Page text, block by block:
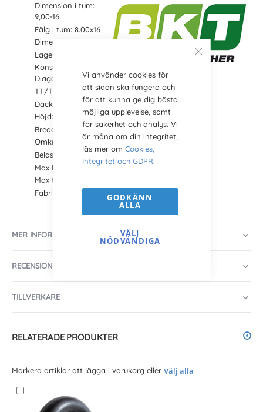
Vi använder cookies för
att sidan ska fungera och
för att kunna ge dig bästa
möjliga upplevelse, samt
för säkerhet och analys. Vi
är måna om din integritet,
läs mer om Cookies,
Integritet och GDPR.
GODKÄNN
ALLA
VÄLJ
NÖDVÄNDIGA
Dimension i tum:
9,00-16
Fälg i tum: 8.00x16
Dimension: 16 tum
Lager: 10 PR
Konstruktion:
Diagonal
TT/TL: TT (för slang)
Däckmönster:TF 9090(Tre Rib/3-Rib)
Höjd: 855 mm
Bredd: 257 mm
Omkrets: 2548 mm
Belastning: 1250 kg
Max hastighet: 30 km/h
Max tryck: 3.9 bar
Fabrikat: BKT
MER INFORMATION
RECENSIONER
TILLVERKARE
RELATERADE PRODUKTER
Markera artiklar att lägga i varukorg eller Välj alla